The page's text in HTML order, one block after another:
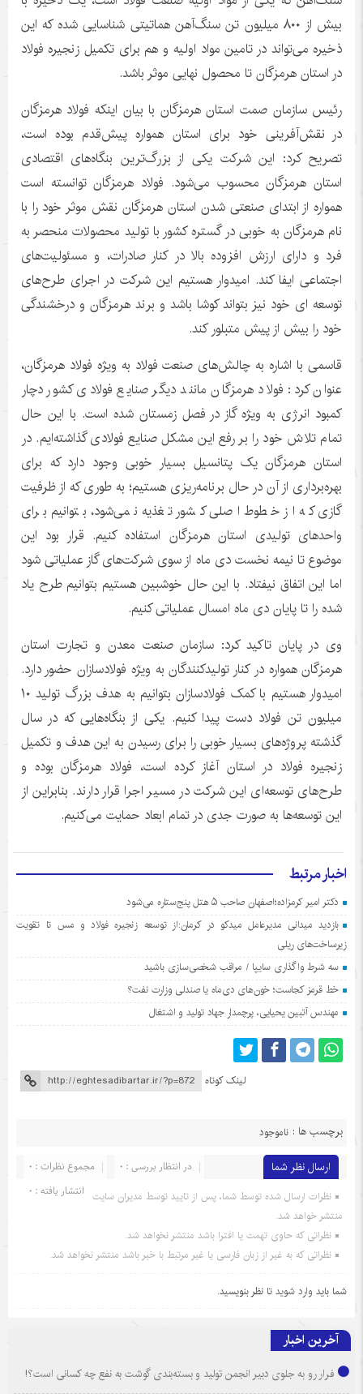
بیش از ۸۰۰ میلیون تن سنگ‌آهن هماتیتی شناسایی شده که این
ذخیره می‌تواند در تامین مواد اولیه و هم برای تکمیل زنجیره فولاد
در استان هرمزگان تا محصول نهایی موثر باشد.
‎رئیس سازمان صمت استان هرمزگان با بیان اینکه فولاد هرمزگان
در نقش‌آفرینی خود برای استان همواره پیش‌قدم بوده است،
تصریح کرد: این شرکت یکی از بزرگ‌ترین بنگاه‌های اقتصادی
استان هرمزگان محسوب می‌شود. فولاد هرمزگان توانسته است
همواره از ابتدای صنعتی شدن استان هرمزگان نقش موثر خود را با
نام هرمزگان به خوبی در گستره کشور با تولید محصولات منحصر به
فرد و دارای ارزش افزوده بالا در کنار صادرات، و مسئولیت‌های
اجتماعی ایفا کند. امیدوار هستیم این شرکت در اجرای طرح‌های
توسعه ای خود نیز بتواند کوشا باشد و برند هرمزگان و درخشندگی
خود را بیش از پیش متبلور کند.
‎قاسمی با اشاره به چالش‌های صنعت فولاد به ویژه فولاد هرمزگان،
عنوان کرد: فولاد هرمزگان مانند دیگر صنایع فولادی کشور دچار
کمبود انرژی به ویژه گاز در فصل زمستان شده است. با این حال
تمام تلاش خود را بر رفع این مشکل صنایع فولادی گذاشته‌ایم. در
استان هرمزگان یک پتانسیل بسیار خوبی وجود دارد که برای
بهره‌برداری از آن در حال برنامه‌ریزی هستیم؛ به طوری که از ظرفیت
گازی که از خطوط اصلی کشور تغذیه نمی‌شود، بتوانیم برای
واحدهای تولیدی استان هرمزگان استفاده کنیم. قرار بود این
موضوع تا نیمه نخست دی ماه از سوی شرکت‌های گاز عملیاتی شود
اما این اتفاق نیفتاد. با این حال خوشبین هستیم بتوانیم طرح یاد
شده را تا پایان دی ماه امسال عملیاتی کنیم.
‎وی در پایان تاکید کرد: سازمان صنعت معدن و تجارت استان
هرمزگان همواره در کنار تولیدکنندگان به ویژه فولادسازان حضور دارد.
امیدوار هستیم با کمک فولادسازان بتوانیم به هدف بزرگ تولید ۱۰
میلیون تن فولاد دست پیدا کنیم. یکی از بنگاه‌هایی که در سال
گذشته پروژه‌های بسیار خوبی را برای رسیدن به این هدف و تکمیل
زنجیره فولاد در استان آغاز کرده است، فولاد هرمزگان بوده و
طرح‌های توسعه‌ای این شرکت در مسیر اجرا قرار دارند. بنابراین از
این توسعه‌ها به صورت جدی در تمام ابعاد حمایت می‌کنیم.
اخبار مرتبط
دکتر امیر کرمزاده؛اصفهان صاحب ۵ هتل پنج‌ستاره می‌شود
بازدید میدانی مدیرعامل میدکو در کرمان:از توسعه زنجیره فولاد و مس تا تقویت
زیرساخت‌های ریلی
سه شرط واگذاری سایپا / مراقب شخصی‌سازی باشید
خط قرمز کجاست؛ خون‌های دی‌ماه یا صندلی وزارت نفت؟
مهندس آتبین یحیایی، پرچمدار جهاد تولید و اشتغال
لینک کوتاه
برچسب ها : ناموجود
ارسال نظر شما مجموع نظرات : 0
در انتظار بررسی : 0
انتشار یافته : 0 نظرات ارسال شده توسط شما، پس از تایید توسط مدیران سایت
منتشر خواهد شد.
نظراتی که حاوی تهمت یا افترا باشد منتشر نخواهد شد.
نظراتی که به غیر از زبان فارسی یا غیر مرتبط با خبر باشد منتشر نخواهد شد.
شما باید وارد شوید تا نظر بنویسید.
آخرین اخبار
فرار رو به جلوی دبیر انجمن تولید و بسته‌بندی گوشت به نفع چه کسانی است؟!